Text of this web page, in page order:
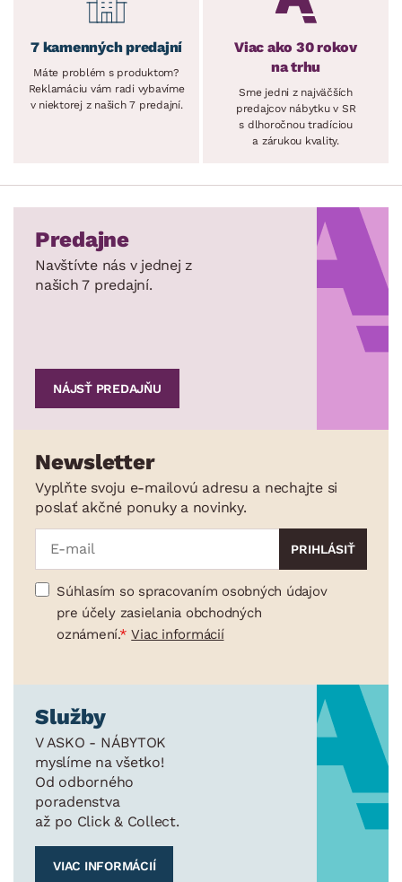
7 kamenných predajní
Máte problém s produktom?
Reklamáciu vám radi vybavíme
v niektorej z našich 7 predajní.
Viac ako 30 rokov
na trhu
Sme jedni z najväčších
predajcov nábytku v SR
s dlhoročnou tradíciou
a zárukou kvality.
Predajne
Navštívte nás v jednej z
našich 7 predajní.
NÁJSŤ PREDAJŇU
Newsletter
Vyplňte svoju e-mailovú adresu a nechajte si
poslať akčné ponuky a novinky.
Súhlasím so spracovaním osobných údajov
pre účely zasielania obchodných
oznámení.
Viac informácií
Služby
V ASKO - NÁBYTOK
myslíme na všetko!
Od odborného
poradenstva
až po Click & Collect.
VIAC INFORMÁCIÍ